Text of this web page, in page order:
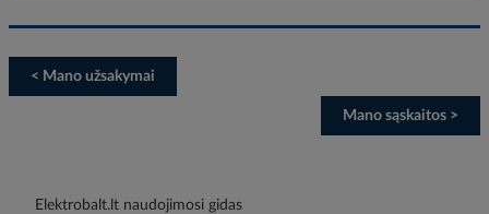
< Mano užsakymai
Mano sąskaitos >
Elektrobalt.lt naudojimosi gidas